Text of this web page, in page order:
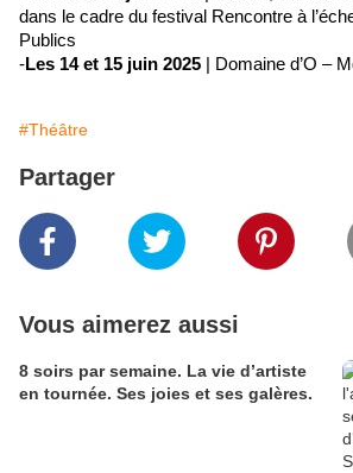
dans le cadre du festival Rencontre à
Publics
-Les 14 et 15 juin 2025 | Domaine d’O –
#Théâtre
Partager
Vous aimerez aussi
8 soirs par semaine. La vie d’artiste
en tournée. Ses joies et ses galères.